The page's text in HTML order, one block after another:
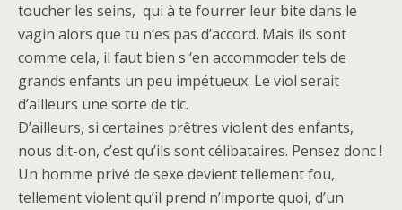
toucher les seins, qui à te fourrer leur bite dans le
vagin alors que tu n’es pas d’accord. Mais ils sont
comme cela, il faut bien s ‘en accommoder tels de
grands enfants un peu impétueux. Le viol serait
d’ailleurs une sorte de tic.
D’ailleurs, si certaines prêtres violent des enfants,
nous dit-on, c’est qu’ils sont célibataires. Pensez donc !
Un homme privé de sexe devient tellement fou,
tellement violent qu’il prend n’importe quoi, d’un